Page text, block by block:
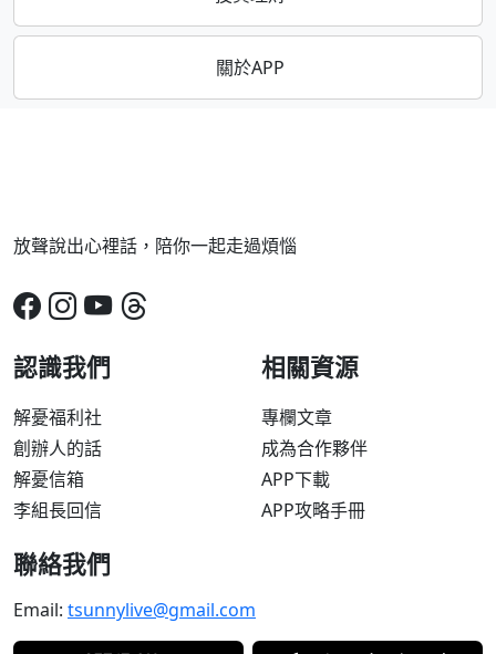
關於APP
放聲說出心裡話，陪你一起走過煩惱
認識我們
解憂福利社
創辦人的話
解憂信箱
李組長回信
相關資源
專欄文章
成為合作夥伴
APP下載
APP攻略手冊
聯絡我們
Email: tsunnylive@gmail.com